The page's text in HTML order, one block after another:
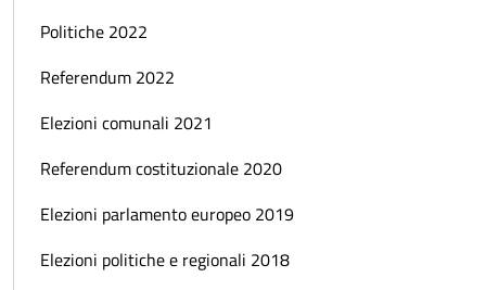
Politiche 2022
Referendum 2022
Elezioni comunali 2021
Referendum costituzionale 2020
Elezioni parlamento europeo 2019
Elezioni politiche e regionali 2018